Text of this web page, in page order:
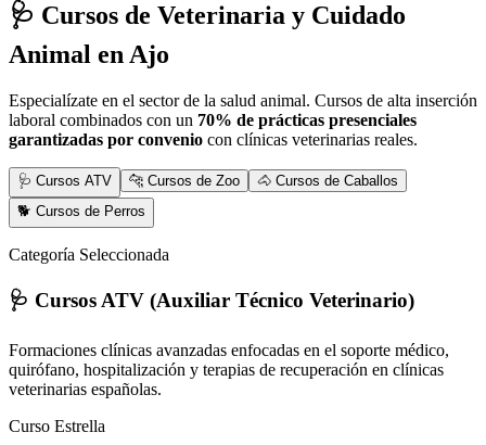
🩺 Cursos de Veterinaria y Cuidado
Animal en Ajo
Especialízate en el sector de la salud animal. Cursos de alta inserción
laboral combinados con un 70% de prácticas presenciales
garantizadas por convenio con clínicas veterinarias reales.
🩺 Cursos ATV 🐆 Cursos de Zoo
🐴 Cursos de Caballos
🐕 Cursos de Perros
Categoría Seleccionada
🩺 Cursos ATV (Auxiliar Técnico Veterinario)
Formaciones clínicas avanzadas enfocadas en el soporte médico,
quirófano, hospitalización y terapias de recuperación en clínicas
veterinarias españolas.
Curso Estrella